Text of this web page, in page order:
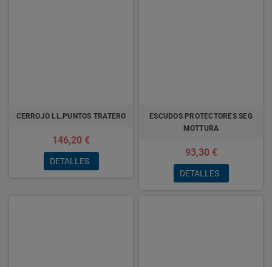
CERROJO LL.PUNTOS TRATERO
146,20 €
DETALLES
ESCUDOS PROTECTORES SEG
MOTTURA
93,30 €
DETALLES